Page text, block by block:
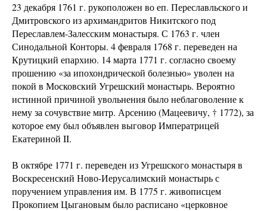
23 декабря 1761 г. рукоположен во еп. Переславльского и
Дмитровского из архимандритов Никитского под
Переславлем-Залесским монастыря. С 1763 г. член
Синодальной Конторы. 4 февраля 1768 г. переведен на
Крутицкий епархию. 14 марта 1771 г. согласно своему
прошению «за ипохондрической болезнью» уволен на
покой в Московский Угрешский монастырь. Вероятно
истинной причиной увольнения было неблаговоление к
нему за сочувствие митр. Арсению (Мацеевичу, † 1772), за
которое ему был объявлен выговор Императрицей
Екатериной II.
В октябре 1771 г. переведен из Угрешского монастыря в
Воскресенский Ново-Иерусалимский монастырь с
поручением управления им. В 1775 г. живописцем
Прокопием Цыгановым было расписано «церковное